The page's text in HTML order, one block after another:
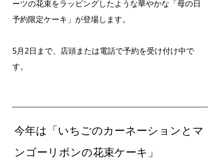
ーツの花束をラッピングしたような華やかな「母の日
予約限定ケーキ」が登場します。
5月2日まで、店頭または電話で予約を受け付け中で
す。
今年は「いちごのカーネーションとマ
ンゴーリボンの花束ケーキ」